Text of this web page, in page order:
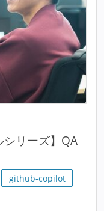
シリーズ】QA
github-copilot